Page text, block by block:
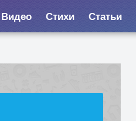
Видео Стихи Статьи